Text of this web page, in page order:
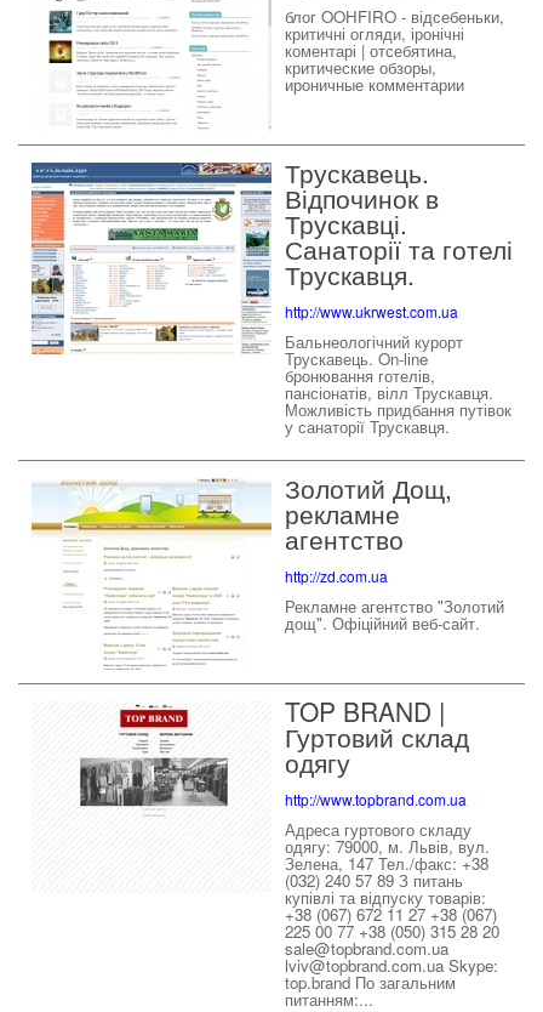
блог OOHFIRO - відсебеньки,
критичні огляди, іронічні
коментарі | отсебятина,
критические обзоры,
ироничные комментарии
Трускавець.
Відпочинок в
Трускавці.
Санаторії та готелі
Трускавця.
http://www.ukrwest.com.ua
Бальнеологічний курорт
Трускавець. On-lіne
бронювання готелів,
пансіонатів, вілл Трускавця.
Можливість придбання путівок
у санаторії Трускавця.
Золотий Дощ,
рекламне
агентство
http://zd.com.ua
Рекламне агентство "Золотий
дощ". Офіційний веб-сайт.
TOP BRAND |
Гуртовий склад
одягу
http://www.topbrand.com.ua
Адреса гуртового складу
одягу: 79000, м. Львів, вул.
Зелена, 147 Тел./факс: +38
(032) 240 57 89 З питань
купівлі та відпуску товарів:
+38 (067) 672 11 27 +38 (067)
225 00 77 +38 (050) 315 28 20
sale@topbrand.com.ua
lviv@topbrand.com.ua Skype:
top.brand По загальним
питанням:...